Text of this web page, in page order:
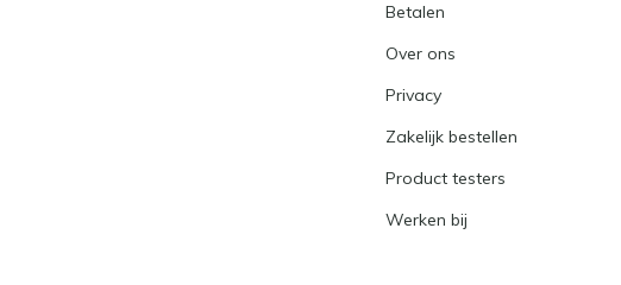
Betalen
Over ons
Privacy
Zakelijk bestellen
Product testers
Werken bij